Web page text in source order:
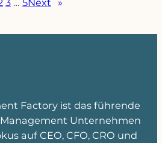
Factory ist das führende
Unternehmen
auf CEO, CFO, CRO und